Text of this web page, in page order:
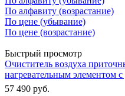
По алфавиту (возрастание)
По цене (убывание)
По цене (возрастание)
Быстрый просмотр
Очиститель воздуха
нагревательным элементом с
57 490 руб.